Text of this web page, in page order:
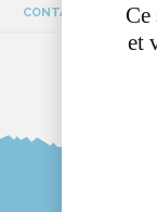
CONTACTS ET
Ce
et